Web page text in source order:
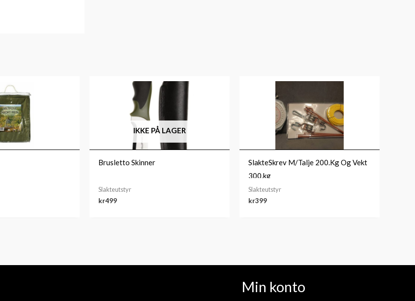
IKKE PÅ LAGER
Brusletto Skinner
Slakteutstyr
kr499
SlakteSkrev M/Talje 200.Kg Og Vekt
300.kg
Slakteutstyr
kr399
Min konto